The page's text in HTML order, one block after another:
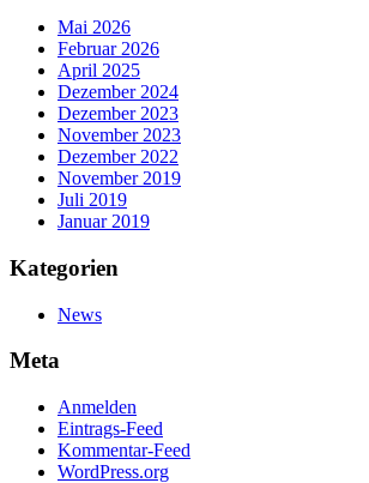
Mai 2026
Februar 2026
April 2025
Dezember 2024
Dezember 2023
November 2023
Dezember 2022
November 2019
Juli 2019
Januar 2019
Kategorien
News
Meta
Anmelden
Eintrags-Feed
Kommentar-Feed
WordPress.org